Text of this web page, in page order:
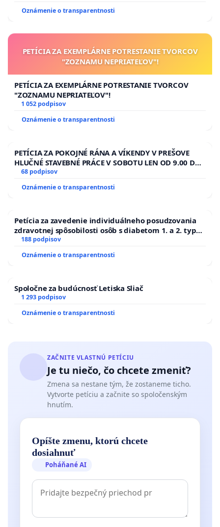
Oznámenie o transparentnosti
PETÍCIA ZA EXEMPLÁRNE POTRESTANIE TVORCOV
"ZOZNAMU NEPRIATEĽOV"!
PETÍCIA ZA EXEMPLÁRNE POTRESTANIE TVORCOV
"ZOZNAMU NEPRIATEĽOV"!
1 052 podpisov
Oznámenie o transparentnosti
PETÍCIA ZA POKOJNÉ RÁNA A VÍKENDY V PREŠOVE
HLUČNÉ STAVEBNÉ PRÁCE V SOBOTU LEN OD 9.00 DO
13.00 HOD., CEZ PRACOVNÝ TÝŽDEŇ CIEĽ 8.00 – 18.00
HOD. A PRAVIDELNÁ KONTROLA STAVBY C-AREA NA
ĎUMBIERSKEJ/MAGU
68 podpisov
Oznámenie o transparentnosti
Petícia za zavedenie individuálneho posudzovania
zdravotnej spôsobilosti osôb s diabetom 1. a 2. typu
pri prijímaní do Policajného zboru SR
188 podpisov
Oznámenie o transparentnosti
Spoločne za budúcnosť Letiska Sliač
1 293 podpisov
Oznámenie o transparentnosti
ZAČNITE VLASTNÚ PETÍCIU
Je tu niečo, čo chcete zmeniť?
Zmena sa nestane tým, že zostaneme ticho.
Vytvorte petíciu a začnite so spoločenským
hnutím.
Opíšte zmenu, ktorú chcete
dosiahnuť
Poháňané AI